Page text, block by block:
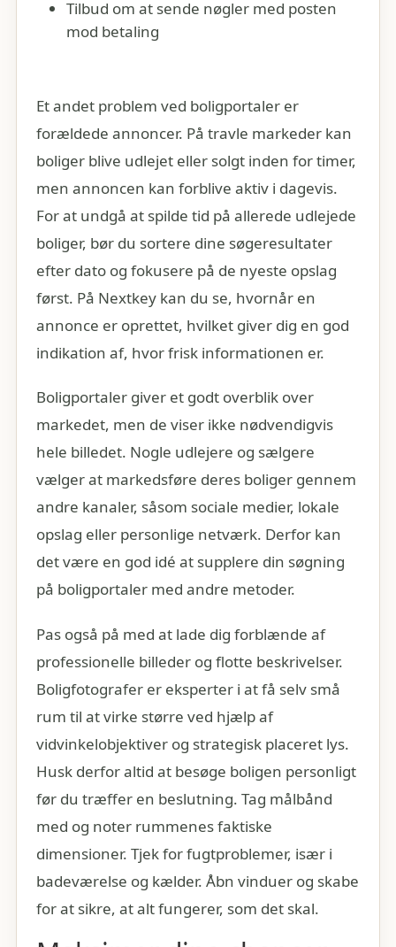
Tilbud om at sende nøgler med posten
mod betaling
Et andet problem ved boligportaler er
forældede annoncer. På travle markeder kan
boliger blive udlejet eller solgt inden for timer,
men annoncen kan forblive aktiv i dagevis.
For at undgå at spilde tid på allerede udlejede
boliger, bør du sortere dine søgeresultater
efter dato og fokusere på de nyeste opslag
først. På Nextkey kan du se, hvornår en
annonce er oprettet, hvilket giver dig en god
indikation af, hvor frisk informationen er.
Boligportaler giver et godt overblik over
markedet, men de viser ikke nødvendigvis
hele billedet. Nogle udlejere og sælgere
vælger at markedsføre deres boliger gennem
andre kanaler, såsom sociale medier, lokale
opslag eller personlige netværk. Derfor kan
det være en god idé at supplere din søgning
på boligportaler med andre metoder.
Pas også på med at lade dig forblænde af
professionelle billeder og flotte beskrivelser.
Boligfotografer er eksperter i at få selv små
rum til at virke større ved hjælp af
vidvinkelobjektiver og strategisk placeret lys.
Husk derfor altid at besøge boligen personligt
før du træffer en beslutning. Tag målbånd
med og noter rummenes faktiske
dimensioner. Tjek for fugtproblemer, især i
badeværelse og kælder. Åbn vinduer og skabe
for at sikre, at alt fungerer, som det skal.